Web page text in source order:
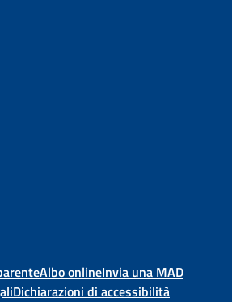
Albo onlineInvia una MAD
Dichiarazioni di accessibilità